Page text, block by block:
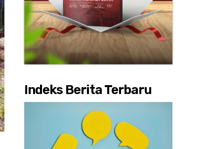
Indeks Berita Terbaru